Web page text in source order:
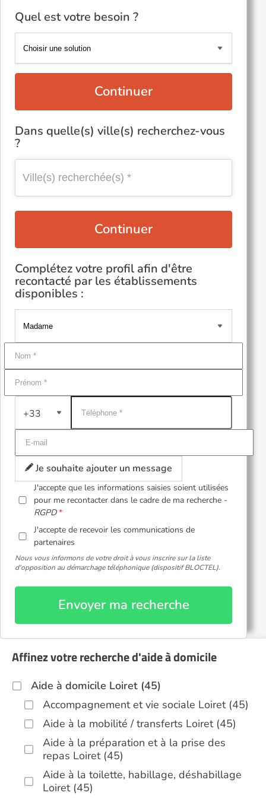
Quel est votre besoin ?
Continuer
Dans quelle(s) ville(s) recherchez-vous
?
Continuer
Complétez votre profil afin d'être
recontacté par les établissements
disponibles :
+33
Je souhaite ajouter un message
J'accepte que les informations saisies soient utilisées
pour me recontacter dans le cadre de ma recherche -
RGPD
J'accepte de recevoir les communications de
partenaires
Nous vous informons de votre droit à vous inscrire sur la liste
d'opposition au démarchage téléphonique (dispositif BLOCTEL).
Envoyer ma recherche
Affinez votre recherche d'aide à domicile
Aide à domicile Loiret (45)
Accompagnement et vie sociale Loiret (45)
Aide à la mobilité / transferts Loiret (45)
Aide à la préparation et à la prise des
repas Loiret (45)
Aide à la toilette, habillage, déshabillage
Loiret (45)